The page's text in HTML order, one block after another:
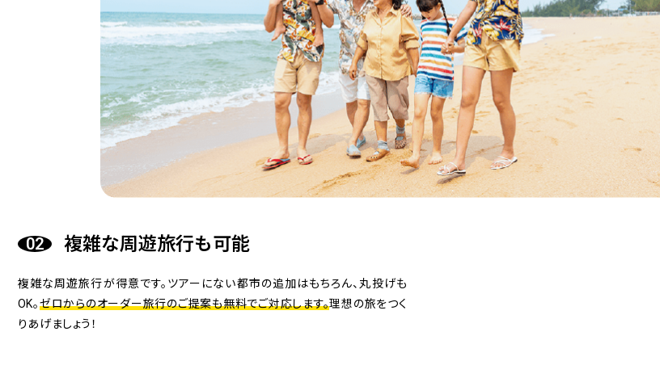
複雑な周遊旅行も可能
複雑な周遊旅行が得意です。ツアーにない都市の追加はもちろん、丸投げも
OK。ゼロからのオーダー旅行のご提案も無料でご対応します。理想の旅をつく
りあげましょう！